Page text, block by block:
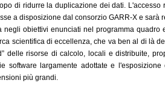
di ridurre la duplicazione dei dati.
a disposizione dal consorzio GARR-X e
negli obiettivi enunciati nel programma
scientifica di eccellenza, che va ben al di là
delle risorse di calcolo, locali e distribuite,
software largamente adottate e
più grandi.